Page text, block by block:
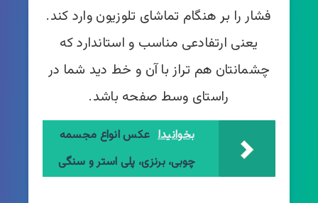
فشار را بر هنگام تماشای تلوزیون وارد کند.
یعنی ارتفادعی مناسب و استاندارد که
چشمانتان هم تراز با آن و خط دید شما در
راستای وسط صفحه باشد.
بخوانید! عکس انواع مجسمه
چوبی، برنزی، پلی استر و سنگی